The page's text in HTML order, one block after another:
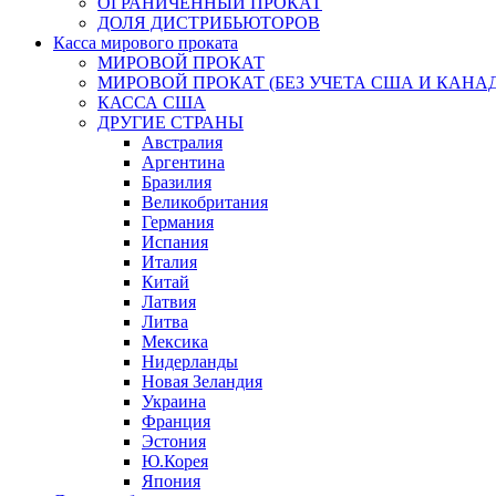
ДОЛЯ ДИСТРИБЬЮТОРОВ
Касса мирового проката
МИРОВОЙ ПРОКАТ
МИРОВОЙ ПРОКАТ (БЕЗ УЧЕТА США И
КАССА США
ДРУГИЕ СТРАНЫ
Австралия
Аргентина
Бразилия
Великобритания
Германия
Испания
Италия
Китай
Латвия
Литва
Мексика
Нидерланды
Новая Зеландия
Украина
Франция
Эстония
Ю.Корея
Япония